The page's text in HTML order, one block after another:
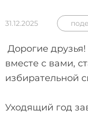
31.12.2025
Дорогие
вместе с вами,
избирательной
Уходящий год